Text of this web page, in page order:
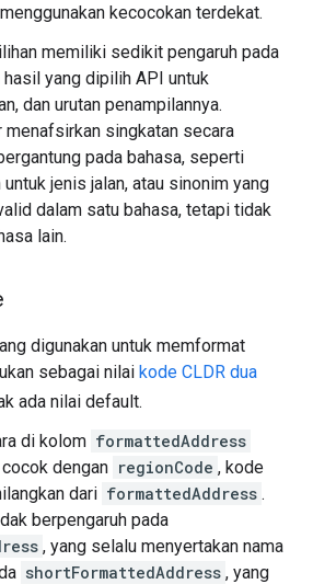
kecocokan terdekat.
memiliki sedikit pengaruh pada
hasil yang dipilih API untuk
dan urutan penampilannya.
menafsirkan singkatan secara
pada bahasa, seperti
jenis jalan, atau sinonim yang
dalam satu bahasa, tetapi tidak
lain.
digunakan untuk memformat
sebagai nilai kode CLDR dua
ada nilai default.
di kolom formattedAddress
dengan regionCode , kode
dari formattedAddress .
berpengaruh pada
, yang selalu menyertakan nama
shortFormattedAddress , yang